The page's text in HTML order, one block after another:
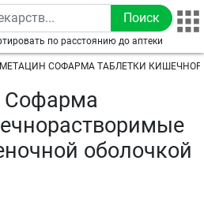
по расстоянию до аптеки
СОФАРМА ТАБЛЕТКИ
Софарма
оболочкой